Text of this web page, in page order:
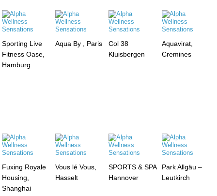
Sporting Live
Fitness Oase,
Hamburg
Aqua By , Paris
Col 38
Kluisbergen
Aquavirat,
Cremines
Fuxing Royale
Housing,
Shanghai
Vous lé Vous,
Hasselt
SPORTS & SPA
Hannover
Park Allgäu –
Leutkirch